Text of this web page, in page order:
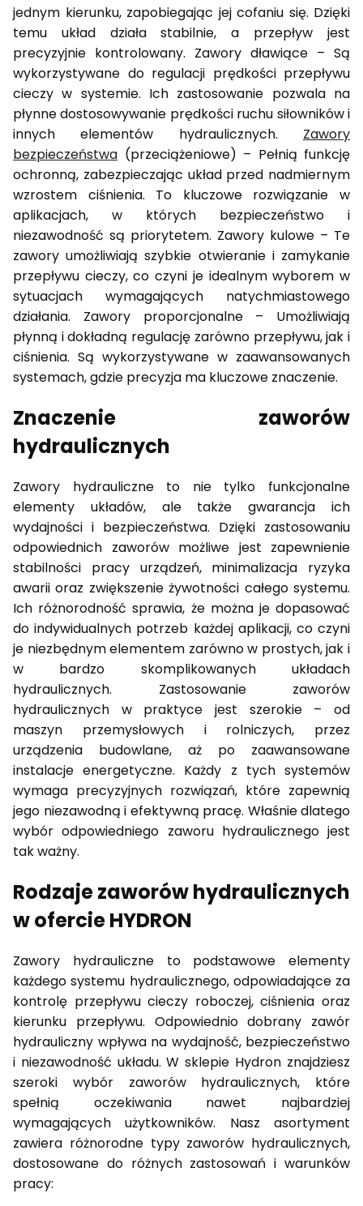
jednym kierunku, zapobiegając jej cofaniu się. Dzięki
temu układ działa stabilnie, a przepływ jest
precyzyjnie kontrolowany. Zawory dławiące – Są
wykorzystywane do regulacji prędkości przepływu
cieczy w systemie. Ich zastosowanie pozwala na
płynne dostosowywanie prędkości ruchu siłowników i
innych elementów hydraulicznych. Zawory
bezpieczeństwa (przeciążeniowe) – Pełnią funkcję
ochronną, zabezpieczając układ przed nadmiernym
wzrostem ciśnienia. To kluczowe rozwiązanie w
aplikacjach, w których bezpieczeństwo i
niezawodność są priorytetem. Zawory kulowe – Te
zawory umożliwiają szybkie otwieranie i zamykanie
przepływu cieczy, co czyni je idealnym wyborem w
sytuacjach wymagających natychmiastowego
działania. Zawory proporcjonalne – Umożliwiają
płynną i dokładną regulację zarówno przepływu, jak i
ciśnienia. Są wykorzystywane w zaawansowanych
systemach, gdzie precyzja ma kluczowe znaczenie.
Znaczenie zaworów
hydraulicznych
Zawory hydrauliczne to nie tylko funkcjonalne
elementy układów, ale także gwarancja ich
wydajności i bezpieczeństwa. Dzięki zastosowaniu
odpowiednich zaworów możliwe jest zapewnienie
stabilności pracy urządzeń, minimalizacja ryzyka
awarii oraz zwiększenie żywotności całego systemu.
Ich różnorodność sprawia, że można je dopasować
do indywidualnych potrzeb każdej aplikacji, co czyni
je niezbędnym elementem zarówno w prostych, jak i
w bardzo skomplikowanych układach
hydraulicznych. Zastosowanie zaworów
hydraulicznych w praktyce jest szerokie – od
maszyn przemysłowych i rolniczych, przez
urządzenia budowlane, aż po zaawansowane
instalacje energetyczne. Każdy z tych systemów
wymaga precyzyjnych rozwiązań, które zapewnią
jego niezawodną i efektywną pracę. Właśnie dlatego
wybór odpowiedniego zaworu hydraulicznego jest
tak ważny.
Rodzaje zaworów hydraulicznych
w ofercie HYDRON
Zawory hydrauliczne to podstawowe elementy
każdego systemu hydraulicznego, odpowiadające za
kontrolę przepływu cieczy roboczej, ciśnienia oraz
kierunku przepływu. Odpowiednio dobrany zawór
hydrauliczny wpływa na wydajność, bezpieczeństwo
i niezawodność układu. W sklepie Hydron znajdziesz
szeroki wybór zaworów hydraulicznych, które
spełnią oczekiwania nawet najbardziej
wymagających użytkowników. Nasz asortyment
zawiera różnorodne typy zaworów hydraulicznych,
dostosowane do różnych zastosowań i warunków
pracy: